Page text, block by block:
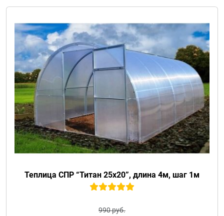
Теплица СПР “Титан 25х20”, длина 4м, шаг 1м
990 руб.